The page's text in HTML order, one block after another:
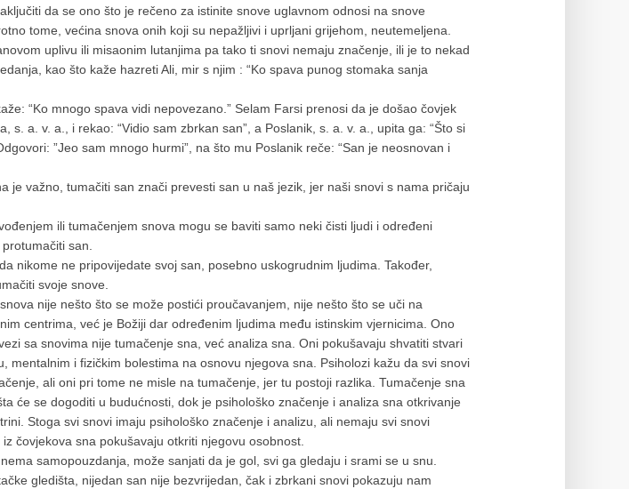
da se ono što je rečeno za istinite snove uglavnom odnosi na snove
tome, većina snova onih koji su nepažljivi i uprljani grijehom, neutemeljena.
uplivu ili misaonim lutanjima pa tako ti snovi nemaju značenje, ili je to nekad
kao što kaže hazreti Ali, mir s njim : “Ko spava punog stomaka sanja
“Ko mnogo spava vidi nepovezano.” Selam Farsi prenosi da je došao čovjek
s. a. v. a., i rekao: “Vidio sam zbrkan san”, a Poslanik, s. a. v. a., upita ga: “Što si
”Jeo sam mnogo hurmi”, na što mu Poslanik reče: “San je neosnovan i
je važno, tumačiti san znači prevesti san u naš jezik, jer naši snovi s nama pričaju
ili tumačenjem snova mogu se baviti samo neki čisti ljudi i određeni
san.
nikome ne pripovijedate svoj san, posebno uskogrudnim ljudima. Također,
svoje snove.
nije nešto što se može postići proučavanjem, nije nešto što se uči na
centrima, već je Božiji dar određenim ljudima među istinskim vjernicima. Ono
sa snovima nije tumačenje sna, već analiza sna. Oni pokušavaju shvatiti stvari
mentalnim i fizičkim bolestima na osnovu njegova sna. Psiholozi kažu da svi snovi
ali oni pri tome ne misle na tumačenje, jer tu postoji razlika. Tumačenje sna
će se dogoditi u budućnosti, dok je psihološko značenje i analiza sna otkrivanje
Stoga svi snovi imaju psihološko značenje i analizu, ali nemaju svi snovi
čovjekova sna pokušavaju otkriti njegovu osobnost.
samopouzdanja, može sanjati da je gol, svi ga gledaju i srami se u snu.
gledišta, nijedan san nije bezvrijedan, čak i zbrkani snovi pokazuju nam